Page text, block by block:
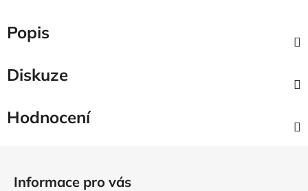
Popis
Diskuze
Hodnocení
Informace pro vás